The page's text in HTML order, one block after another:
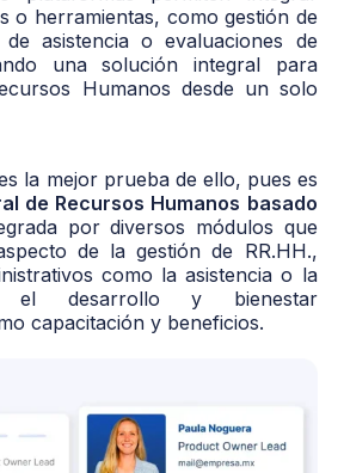
o herramientas, como gestión de
asistencia o evaluaciones de
una solución integral para
Humanos desde un solo
la mejor prueba de ello, pues es
de Recursos Humanos basado
por diversos módulos que
de la gestión de RR.HH.,
como la asistencia o la
el desarrollo y bienestar
capacitación y beneficios.